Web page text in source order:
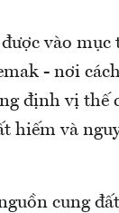
vào mục
- nơi
định vị thế
hiếm và
cung